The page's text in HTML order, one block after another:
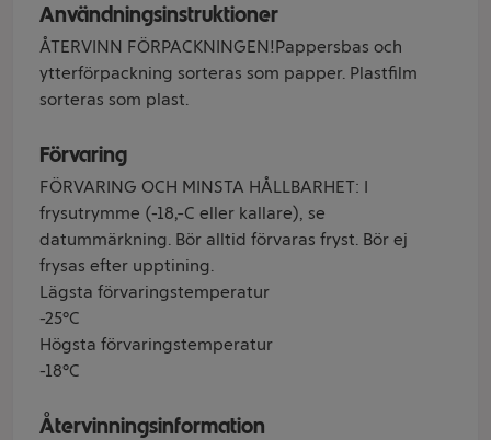
Användningsinstruktioner
ÅTERVINN FÖRPACKNINGEN!Pappersbas och
ytterförpackning sorteras som papper. Plastfilm
sorteras som plast.
Förvaring
FÖRVARING OCH MINSTA HÅLLBARHET: I
frysutrymme (-18ºC eller kallare), se
datummärkning. Bör alltid förvaras fryst. Bör ej
frysas efter upptining.
Lägsta förvaringstemperatur
-25°C
Högsta förvaringstemperatur
-18°C
Återvinningsinformation